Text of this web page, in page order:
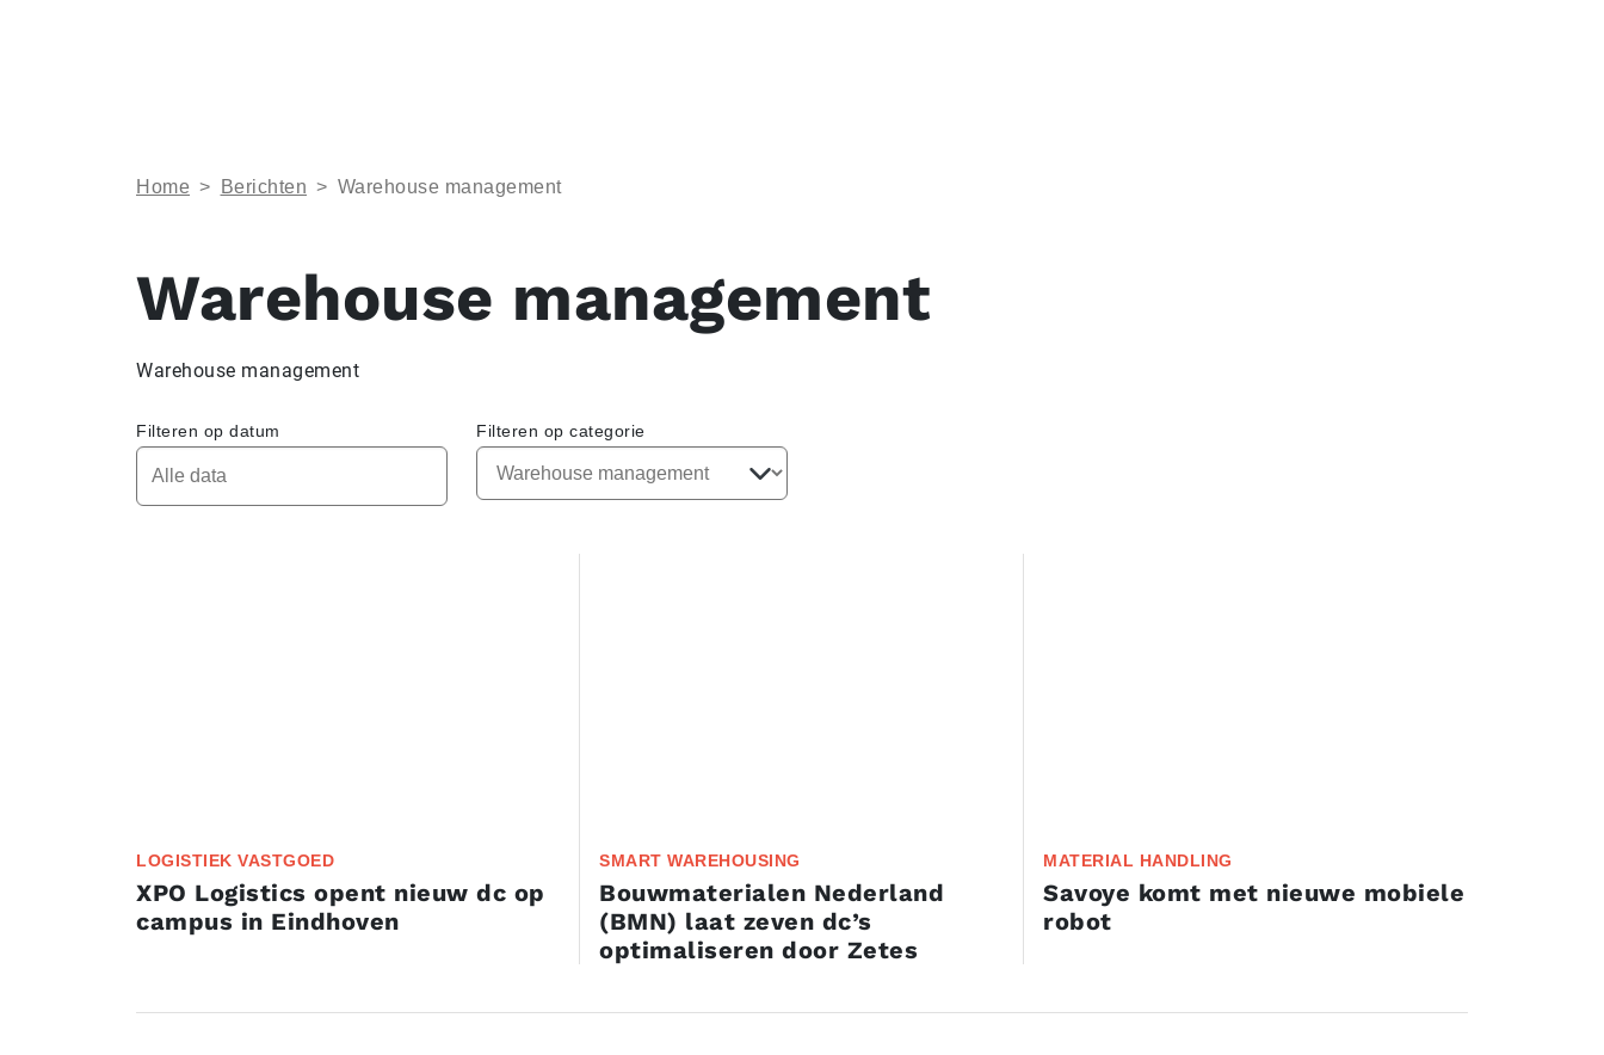
Home > Berichten > Warehouse management
Warehouse management
Warehouse management
Filteren op datum Filteren op categorie
LOGISTIEK VASTGOED
XPO Logistics opent nieuw dc op
campus in Eindhoven
SMART WAREHOUSING
Bouwmaterialen Nederland
(BMN) laat zeven dc’s
optimaliseren door Zetes
MATERIAL HANDLING
Savoye komt met nieuwe mobiele
robot